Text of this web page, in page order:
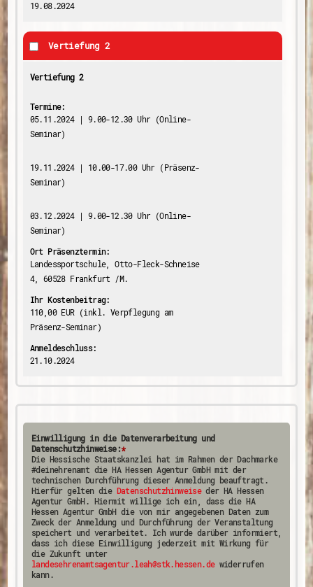
19.08.2024
Vertiefung 2
Vertiefung 2
Termine:
05.11.2024 | 9.00-12.30 Uhr (Online-
Seminar)
19.11.2024 | 10.00-17.00 Uhr (Präsenz-
Seminar)
03.12.2024 | 9.00-12.30 Uhr (Online-
Seminar)
Ort Präsenztermin:
Landessportschule, Otto-Fleck-Schneise
4, 60528 Frankfurt /M.
Ihr Kostenbeitrag:
110,00 EUR (inkl. Verpflegung am
Präsenz-Seminar)
Anmeldeschluss:
21.10.2024
Einwilligung in die Datenverarbeitung und
Datenschutzhinweise:*
Die Hessische Staatskanzlei hat im Rahmen der Dachmarke
#deinehrenamt die HA Hessen Agentur GmbH mit der
technischen Durchführung dieser Anmeldung beauftragt.
Hierfür gelten die Datenschutzhinweiseder HA Hessen
Agentur GmbH. Hiermit willige ich ein, dass die HA
Hessen Agentur GmbH die von mir angegebenen Daten zum
Zweck der Anmeldung und Durchführung der Veranstaltung
speichert und verarbeitet. Ich wurde darüber informiert,
dass ich diese Einwilligung jederzeit mit Wirkung für
die Zukunft unter
landesehrenamtsagentur.leah@stk.hessen.dewiderrufen
kann.